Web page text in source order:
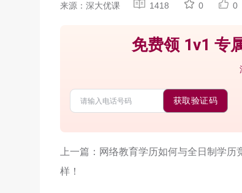
来源：深大优课 1418 0 0
免费领 1v1 专
获取验证码
上一篇：网络教育学历如何与全日制学历
样！